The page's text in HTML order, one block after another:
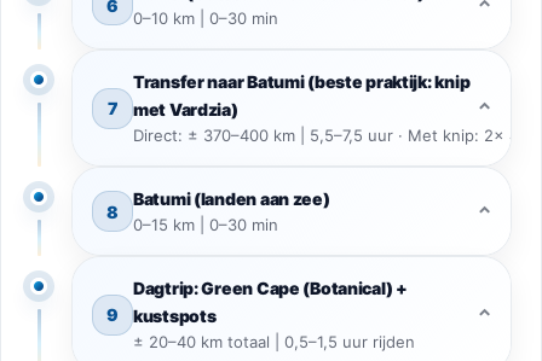
6
0–10 km | 0–30 min
⌃
7
Transfer naar Batumi (beste praktijk: knip
met Vardzia)
Direct: ± 370–400 km | 5,5–7,5 uur · Met knip: 2× 4–6
⌃
8
Batumi (landen aan zee)
0–15 km | 0–30 min
⌃
9
Dagtrip: Green Cape (Botanical) +
kustspots
± 20–40 km totaal | 0,5–1,5 uur rijden
⌃